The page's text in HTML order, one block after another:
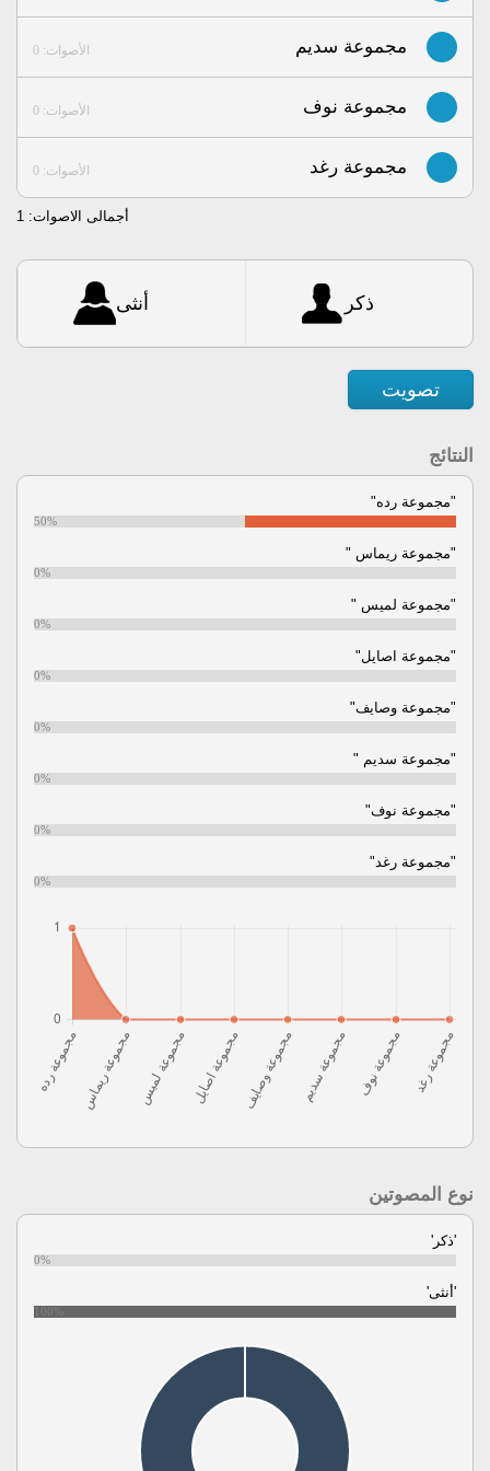
الأصوات: 0 مجموعة سديم
الأصوات: 0 مجموعة نوف
الأصوات: 0 مجموعة رغد
أجمالى الاصوات: 1
ذكر أنثى
تصويت
النتائج
"مجموعة رده"
50%
"مجموعة ريماس "
0%
"مجموعة لميس "
0%
"مجموعة اصايل"
0%
"مجموعة وصايف"
0%
"مجموعة سديم "
0%
"مجموعة نوف"
0%
"مجموعة رغد"
0%
نوع المصوتين
'ذكر'
0%
'أنثى'
100%